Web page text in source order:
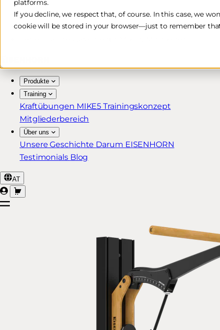
platforms.
If you decline, we respect that, of course. In this case, we
cookie will be stored in your browser—just to remember
Kostenlose & schnelle Lieferung*
30 Tage Rückgaberecht
Produkte
Training
Kraftübungen MIKE5 Trainingskonzept
Mitgliederbereich
Über uns
Unsere Geschichte Darum EISENHORN
Testimonials Blog
AT